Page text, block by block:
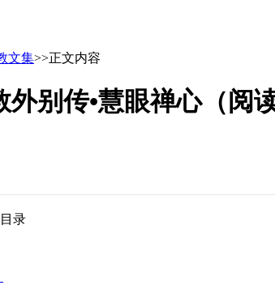
文集>>正文内容
别传•慧眼禅心（阅读
录